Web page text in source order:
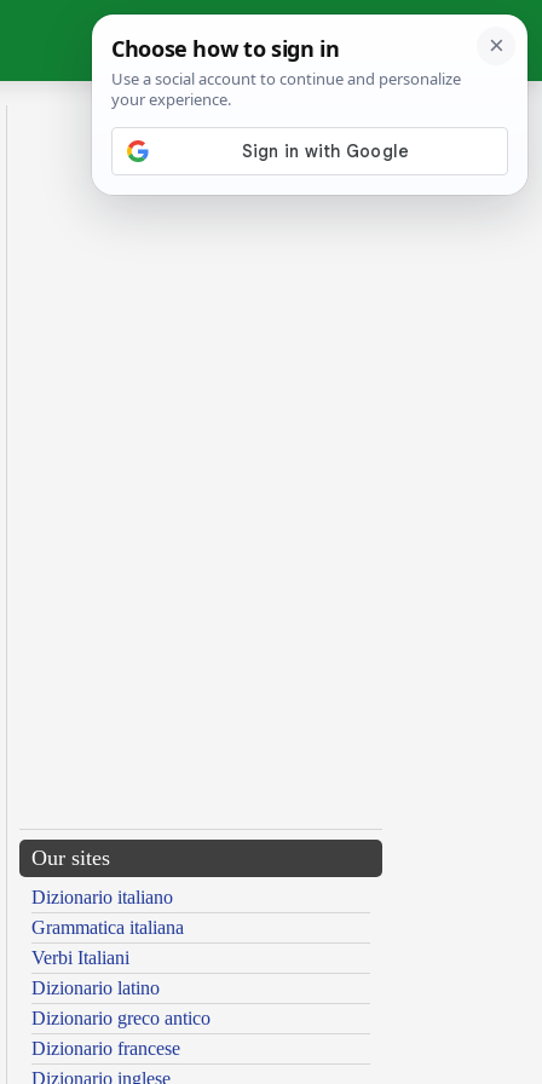
Our sites
Dizionario italiano
Grammatica italiana
Verbi Italiani
Dizionario latino
Dizionario greco antico
Dizionario francese
Dizionario inglese